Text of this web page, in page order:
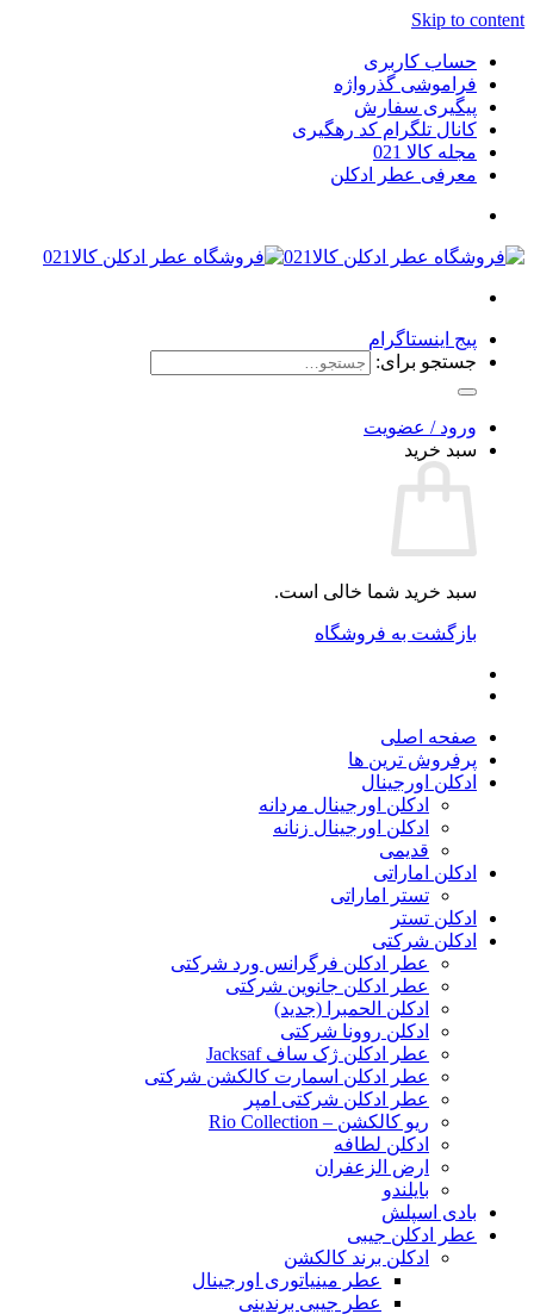
Skip to content
حساب کاربری
فراموشی گذرواژه
پیگیری سفارش
کانال تلگرام کد رهگیری
مجله کالا 021
معرفی عطر ادکلن
پیج اینستاگرام
جستجو برای:
ورود / عضویت
سبد خرید
سبد خرید شما خالی است.
بازگشت به فروشگاه
صفحه اصلی
پرفروش ترین ها
ادکلن اورجینال
ادکلن اورجینال مردانه
ادکلن اورجینال زنانه
قدیمی
ادکلن اماراتی
تستر اماراتی
ادکلن تستر
ادکلن شرکتی
عطر ادکلن فرگرانس ورد شرکتی
عطر ادکلن جانوین شرکتی
ادکلن الحمبرا (جدید)
ادکلن روونا شرکتی
عطر ادکلن ژک‌ ساف Jacksaf
عطر ادکلن اسمارت کالکشن شرکتی
عطر ادکلن شرکتی امپر
ریو کالکشن – Rio Collection
ادکلن لطافه
ارض الزعفران
بایلندو
بادی اسپلش
عطر ادکلن جیبی
ادکلن برند کالکشن
عطر مینیاتوری اورجینال
عطر جیبی برندینی